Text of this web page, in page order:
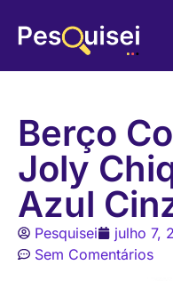
Berço
Joly
Azul
Pesquisei julho 7,
Sem Comentários